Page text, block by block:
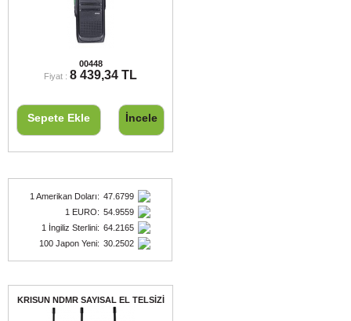
00448
Fiyat : 8 439,34 TL
Sepete Ekle İncele
1 Amerikan Doları: 47.6799
1 EURO: 54.9559
1 İngiliz Sterlini: 64.2165
100 Japon Yeni: 30.2502
KRISUN NDMR SAYISAL EL TELSİZİ